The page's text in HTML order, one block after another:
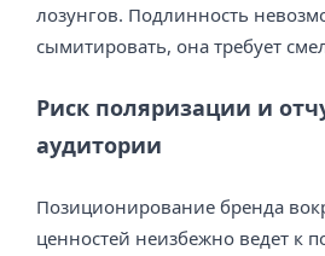
лозунгов. Подлинность
сымитировать, она требует
Риск поляризации и
аудитории
Позиционирование бренда
ценностей неизбежно ведет к